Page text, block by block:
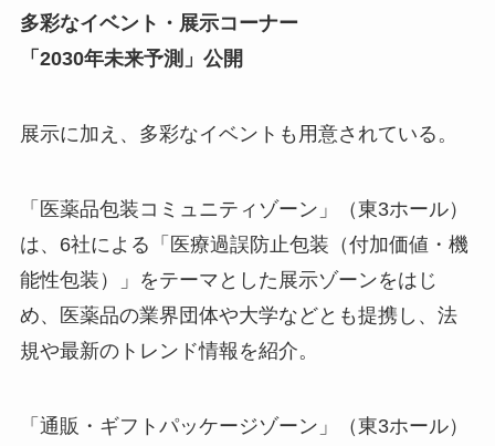
多彩なイベント・展示コーナー
「2030年未来予測」公開
展示に加え、多彩なイベントも用意されている。
「医薬品包装コミュニティゾーン」（東3ホール）
は、6社による「医療過誤防止包装（付加価値・機
能性包装）」をテーマとした展示ゾーンをはじ
め、医薬品の業界団体や大学などとも提携し、法
規や最新のトレンド情報を紹介。
「通販・ギフトパッケージゾーン」（東3ホール）